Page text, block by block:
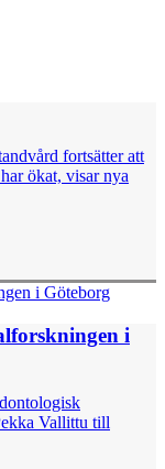
fortsätter att
ökat, visar nya
i
Vallittu till